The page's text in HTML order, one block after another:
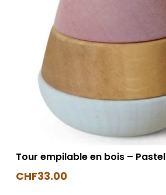
Tour empilable en bois – Pastel
CHF33.00